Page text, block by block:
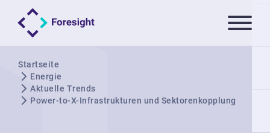
Startseite
Energie
Aktuelle Trends
Power-to-X-Infrastrukturen und Sektorenkopplung